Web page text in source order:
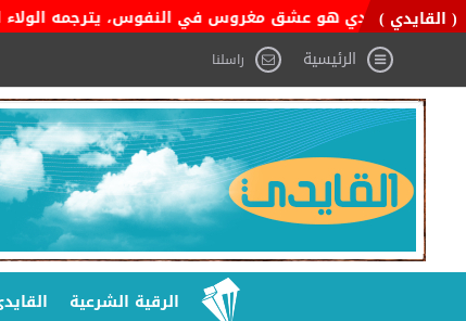
( القايدي )
السعودي هو عشق مغروس في النفوس، يترجمه الولاء لقيادته،
الرئيسية
راسلنا
الرقية الشرعية